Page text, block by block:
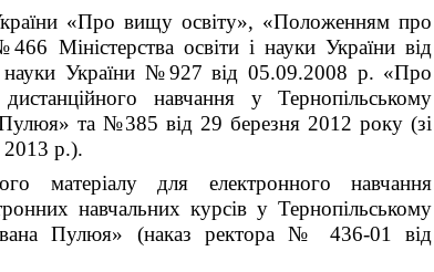
«Про вищу освіту», «Положенням про
Міністерства освіти і науки України від
науки України №927 від 05.09.2008 р. «Про
навчання у Тернопільському
Пулюя» та №385 від 29 березня 2012 року (зі
2013 р.).
матеріалу для електронного навчання
навчальних курсів у Тернопільському
Івана Пулюя» (наказ ректора № 436-01 від